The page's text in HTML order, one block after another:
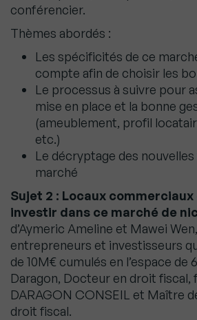
conférencier.
Thèmes abordés :
Les spécificités de ce
compte afin de choisir les
Le processus à suivre pour
mise en place et la bonne
(ameublement, profil
etc.)
Le décryptage des
marché
Sujet 2 : Locaux commerciaux
investir dans ce marché de
d’Aymeric Ameline et Mawei
entrepreneurs et investisseurs
de 10M€ cumulés en l’espace de
Daragon, Docteur en droit fiscal,
DARAGON CONSEIL et Maître
droit fiscal.